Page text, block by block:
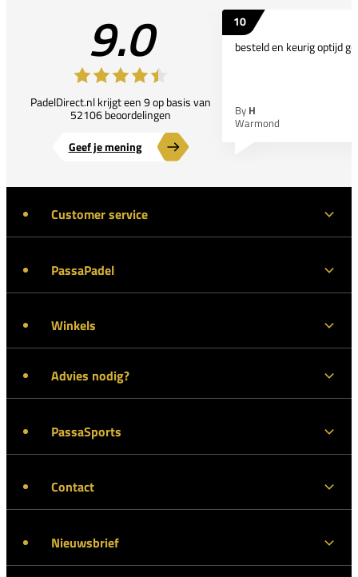
9.0
PadelDirect.nl krijgt een 9 op basis van
52106 beoordelingen
Geef je mening
10
besteld en keurig optijd
By H
Warmond
Customer service
PassaPadel
Winkels
Advies nodig?
PassaSports
Contact
Nieuwsbrief